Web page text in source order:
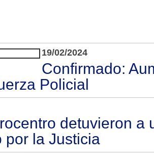
19/02/2024
Confirmado:
Policial
detuvieron a
por la Justicia